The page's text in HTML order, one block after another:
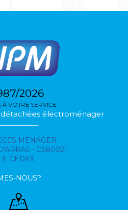
2026
À VOTRE SERVICE
électroménager
MENAGER
- CS80021
CEDEX
NOUS?